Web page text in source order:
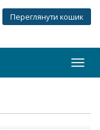
Переглянути кошик